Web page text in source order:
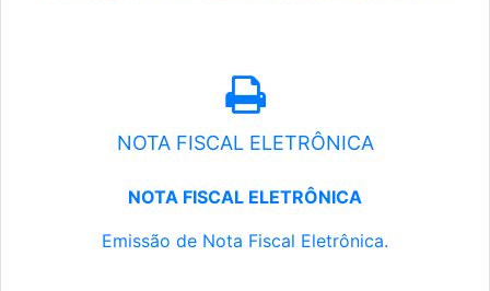
NOTA FISCAL ELETRÔNICA
NOTA FISCAL ELETRÔNICA
Emissão de Nota Fiscal Eletrônica.